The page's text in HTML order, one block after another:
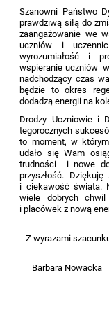
Szanowni Państwo
prawdziwą siłą do
zaangażowanie we
uczniów i
wyrozumiałość i
wspieranie uczniów
nadchodzący czas
będzie to okres
dodadzą energii na
Drodzy Uczniowie i
tegorocznych
to moment, w
udało się Wam
trudności i nowe
przyszłość.
i ciekawość świata.
wiele dobrych
i placówek z nową
Z wyrazami
Barbara Nowacka